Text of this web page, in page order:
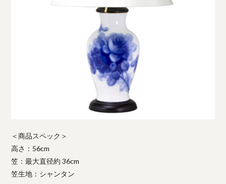
＜商品スペック＞
高さ：56cm
笠：最大直径約 36cm
笠生地：シャンタン